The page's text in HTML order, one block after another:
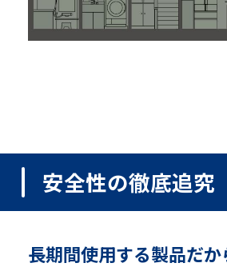
安全性の徹底追究
長期間使用する製品だ